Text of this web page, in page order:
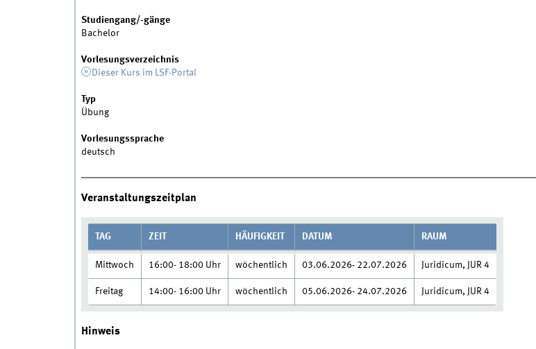
Studiengang/-gänge
Bachelor
Vorlesungsverzeichnis
Dieser Kurs im LSF-Portal
Typ
Übung
Vorlesungssprache
deutsch
Veranstaltungszeitplan
TAG ZEIT HÄUFIGKEIT DATUM RAUM
Mittwoch 16:00- 18:00 Uhr wöchentlich 03.06.2026- 22.07.2026 Juridicum, JUR 4
Freitag 14:00- 16:00 Uhr wöchentlich 05.06.2026- 24.07.2026 Juridicum, JUR 4
Hinweis